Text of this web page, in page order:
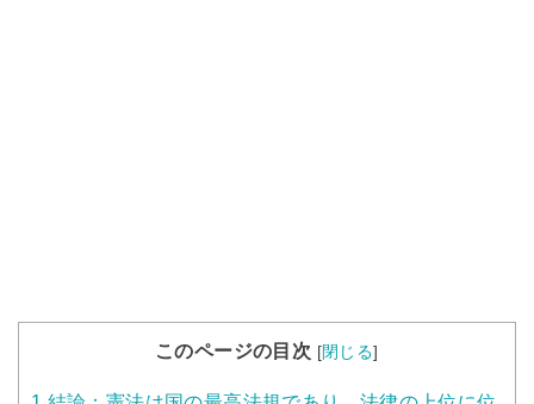
このページの目次 [閉じる]